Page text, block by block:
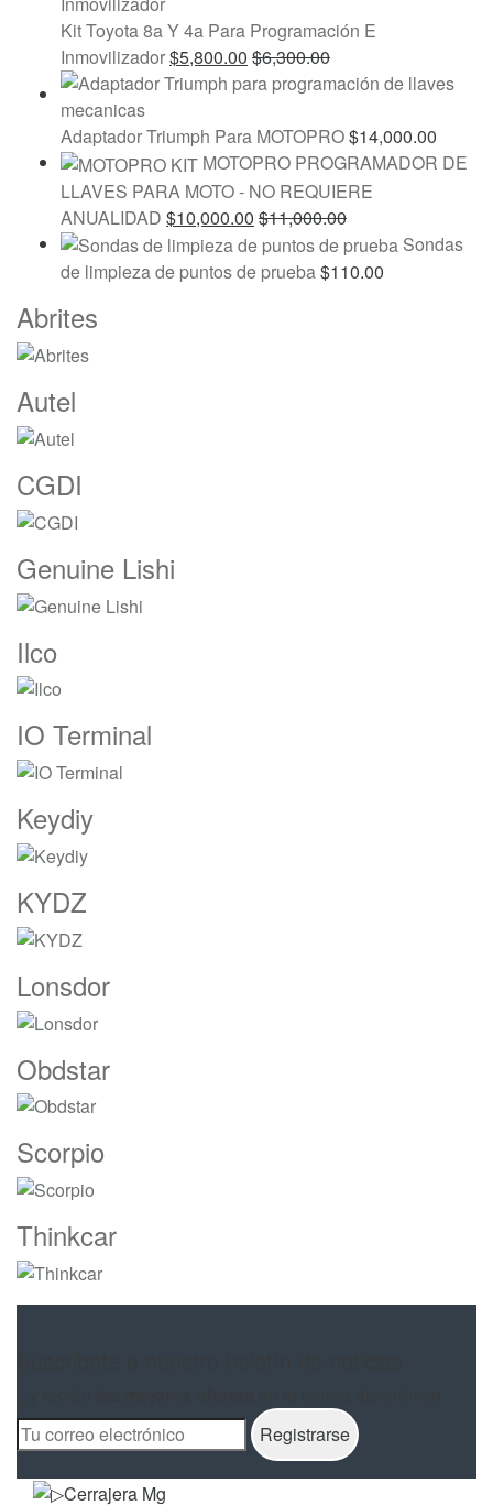
Kit Toyota 8a Y 4a Para Programación E
Inmovilizador$5,800.00 $6,300.00
Adaptador Triumph Para MOTOPRO$14,000.00
MOTOPRO PROGRAMADOR DE
LLAVES PARA MOTO - NO REQUIERE
ANUALIDAD $10,000.00 $11,000.00
Sondas
de limpieza de puntos de prueba$110.00
Marcas
De
Carrusel
Abrites
Autel
CGDI
Genuine Lishi
Ilco
IO Terminal
Keydiy
KYDZ
Lonsdor
Obdstar
Scorpio
Thinkcar